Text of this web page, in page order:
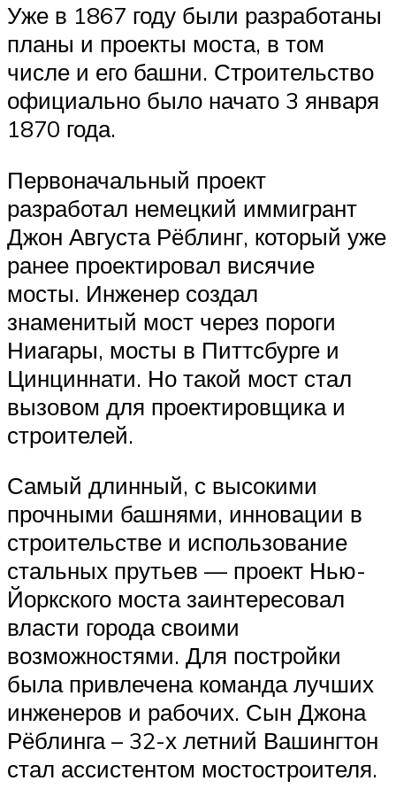
Уже в 1867 году были разработаны
планы и проекты моста, в том
числе и его башни. Строительство
официально было начато 3 января
1870 года.
Первоначальный проект
разработал немецкий иммигрант
Джон Августа Рёблинг, который уже
ранее проектировал висячие
мосты. Инженер создал
знаменитый мост через пороги
Ниагары, мосты в Питтсбурге и
Цинциннати. Но такой мост стал
вызовом для проектировщика и
строителей.
Самый длинный, с высокими
прочными башнями, инновации в
строительстве и использование
стальных прутьев — проект Нью-
Йоркского моста заинтересовал
власти города своими
возможностями. Для постройки
была привлечена команда лучших
инженеров и рабочих. Сын Джона
Рёблинга – 32-х летний Вашингтон
стал ассистентом мостостроителя.